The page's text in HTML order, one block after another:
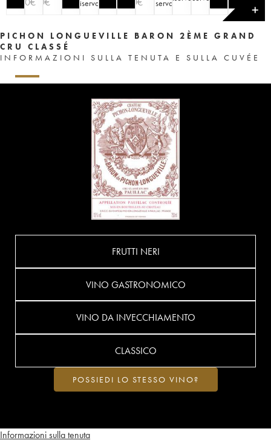
riserva riserva)
✕
PICHON LONGUEVILLE BARON 2ÈME GRAND
CRU CLASSÉ
INFORMAZIONI SULLA TENUTA E SULLA CUVÉE
Informazioni sulla tenuta
FRUTTI NERI
VINO GASTRONOMICO
VINO DA INVECCHIAMENTO
CLASSICO
POSSIEDI LO STESSO VINO?